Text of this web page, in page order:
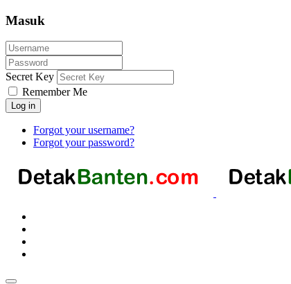
Masuk
Secret Key
Remember Me
Log in
Forgot your username?
Forgot your password?